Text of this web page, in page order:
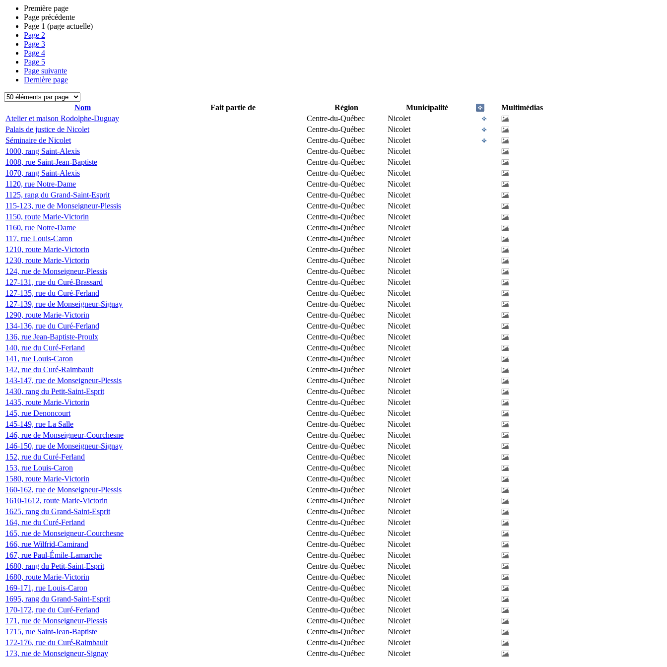
Première page
Page précédente
Page 1 (page actuelle)
Page 2
Page 3
Page 4
Page 5
Page suivante
Dernière page
Nom Fait partie de Région Municipalité
Multimédias
Atelier et maison Rodolphe-Duguay
Centre-du-Québec
Nicolet
Palais de justice de Nicolet
Centre-du-Québec
Nicolet
Séminaire de Nicolet
Centre-du-Québec
Nicolet
1000, rang Saint-Alexis
Centre-du-Québec
Nicolet
1008, rue Saint-Jean-Baptiste
Centre-du-Québec
Nicolet
1070, rang Saint-Alexis
Centre-du-Québec
Nicolet
1120, rue Notre-Dame
Centre-du-Québec
Nicolet
1125, rang du Grand-Saint-Esprit
Centre-du-Québec
Nicolet
115-123, rue de Monseigneur-Plessis
Centre-du-Québec
Nicolet
1150, route Marie-Victorin
Centre-du-Québec
Nicolet
1160, rue Notre-Dame
Centre-du-Québec
Nicolet
117, rue Louis-Caron
Centre-du-Québec
Nicolet
1210, route Marie-Victorin
Centre-du-Québec
Nicolet
1230, route Marie-Victorin
Centre-du-Québec
Nicolet
124, rue de Monseigneur-Plessis
Centre-du-Québec
Nicolet
127-131, rue du Curé-Brassard
Centre-du-Québec
Nicolet
127-135, rue du Curé-Ferland
Centre-du-Québec
Nicolet
127-139, rue de Monseigneur-Signay
Centre-du-Québec
Nicolet
1290, route Marie-Victorin
Centre-du-Québec
Nicolet
134-136, rue du Curé-Ferland
Centre-du-Québec
Nicolet
136, rue Jean-Baptiste-Proulx
Centre-du-Québec
Nicolet
140, rue du Curé-Ferland
Centre-du-Québec
Nicolet
141, rue Louis-Caron
Centre-du-Québec
Nicolet
142, rue du Curé-Raimbault
Centre-du-Québec
Nicolet
143-147, rue de Monseigneur-Plessis
Centre-du-Québec
Nicolet
1430, rang du Petit-Saint-Esprit
Centre-du-Québec
Nicolet
1435, route Marie-Victorin
Centre-du-Québec
Nicolet
145, rue Denoncourt
Centre-du-Québec
Nicolet
145-149, rue La Salle
Centre-du-Québec
Nicolet
146, rue de Monseigneur-Courchesne
Centre-du-Québec
Nicolet
146-150, rue de Monseigneur-Signay
Centre-du-Québec
Nicolet
152, rue du Curé-Ferland
Centre-du-Québec
Nicolet
153, rue Louis-Caron
Centre-du-Québec
Nicolet
1580, route Marie-Victorin
Centre-du-Québec
Nicolet
160-162, rue de Monseigneur-Plessis
Centre-du-Québec
Nicolet
1610-1612, route Marie-Victorin
Centre-du-Québec
Nicolet
1625, rang du Grand-Saint-Esprit
Centre-du-Québec
Nicolet
164, rue du Curé-Ferland
Centre-du-Québec
Nicolet
165, rue de Monseigneur-Courchesne
Centre-du-Québec
Nicolet
166, rue Wilfrid-Camirand
Centre-du-Québec
Nicolet
167, rue Paul-Émile-Lamarche
Centre-du-Québec
Nicolet
1680, rang du Petit-Saint-Esprit
Centre-du-Québec
Nicolet
1680, route Marie-Victorin
Centre-du-Québec
Nicolet
169-171, rue Louis-Caron
Centre-du-Québec
Nicolet
1695, rang du Grand-Saint-Esprit
Centre-du-Québec
Nicolet
170-172, rue du Curé-Ferland
Centre-du-Québec
Nicolet
171, rue de Monseigneur-Plessis
Centre-du-Québec
Nicolet
1715, rue Saint-Jean-Baptiste
Centre-du-Québec
Nicolet
172-176, rue du Curé-Raimbault
Centre-du-Québec
Nicolet
173, rue de Monseigneur-Signay
Centre-du-Québec Nicolet